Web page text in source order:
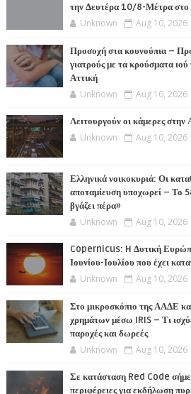
την Δευτέρα 10/8-Μέτρα στο
Unknown Aug 10, 2026
Προσοχή στα κουνούπια –
γιατρούς με τα κρούσματα
Αττική
Unknown Aug 10, 2026
Λειτουργούν οι κάμερες στην
Unknown Aug 10, 2026
Ελληνικά νοικοκυριά: Οι
αποταμίευση υποχωρεί – Το
βγάζει πέρα»
Unknown Aug 10, 2026
Copernicus: H Δυτική
Ιουνίου-Ιουλίου που έχει
Unknown Aug 10, 2026
Στο μικροσκόπιο της ΑΑΔΕ
χρημάτων μέσω IRIS – Τι
παροχές και δωρεές
Unknown Aug 10, 2026
Σε κατάσταση Red Code
περιφέρειες για εκδήλωση